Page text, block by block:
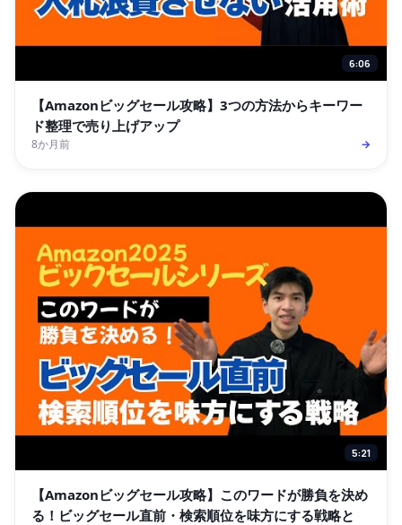
6:06
【Amazonビッグセール攻略】3つの方法からキーワー
ド整理で売り上げアップ
8か月前 →
5:21
【Amazonビッグセール攻略】このワードが勝負を決め
る！ビッグセール直前・検索順位を味方にする戦略と